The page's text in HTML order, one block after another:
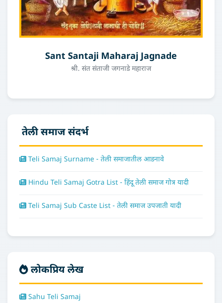
Sant Santaji Maharaj Jagnade
श्री. संत संताजी जगनाडे महाराज
तेली समाज संदर्भ
Teli Samaj Surname - तेली समाजातील आडनावे
Hindu Teli Samaj Gotra List - हिंदू तेली समाज गोत्र यादी
Teli Samaj Sub Caste List - तेली समाज उपजाती यादी
लोकप्रिय लेख
Sahu Teli Samaj